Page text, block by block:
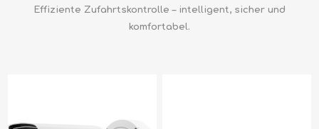
Effiziente Zufahrtskontrolle – intelligent, sicher und
komfortabel.